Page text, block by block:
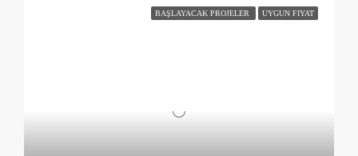
BAŞLAYACAK PROJELER UYGUN FIYAT